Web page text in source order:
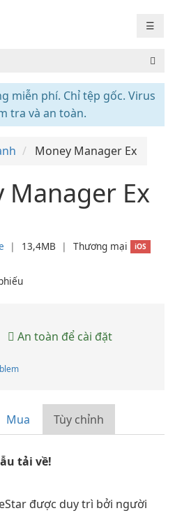
☰
miễn phí. Chỉ tệp gốc. Virus
tra và an toàn.
Money Manager Ex
Manager Ex
❘ 13,4MB ❘ Thương mại
iOS
An toàn để cài đặt
Mua Tùy chỉnh
tải về!
được duy trì bởi người